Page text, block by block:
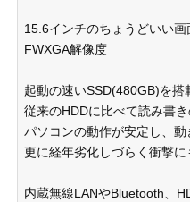
15.6インチのちょうどいい画
FWXGA解像度
起動の速いSSD(480GB)を搭
従来のHDDに比べて読み書
パソコンの動作が安定し、動
更に経年劣化しづらく衝撃に
内蔵無線LANやBluetooth、